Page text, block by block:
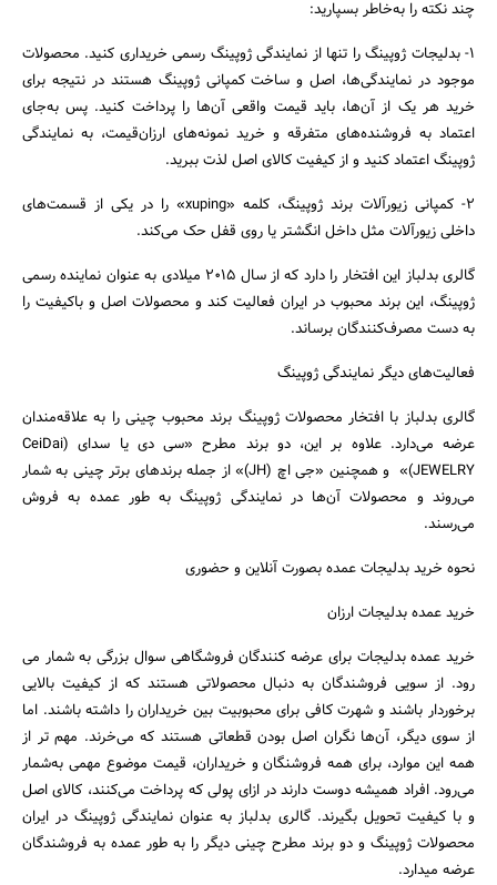
چند نکته را به‌خاطر بسپارید:
۱- بدلیجات ژوپینگ را تنها از نمایندگی ژوپینگ رسمی خریداری کنید. محصولات
موجود در نمایندگی‌ها، اصل و ساخت کمپانی ژوپینگ هستند در نتیجه برای
خرید هر یک از آن‌ها، باید قیمت واقعی آن‌ها را پرداخت کنید. پس به‌جای
اعتماد به فروشنده‌های متفرقه و خرید نمونه‌های ارزان‌قیمت، به نمایندگی
ژوپینگ اعتماد کنید و از کیفیت کالای اصل لذت ببرید.
۲- کمپانی زیورآلات برند ژوپینگ، کلمه «xuping» را در یکی از قسمت‌های
داخلی زیورآلات مثل داخل انگشتر یا روی قفل حک می‌کند.
گالری بدلباز این افتخار را دارد که از سال 2015 میلادی به‌ عنوان نماینده رسمی
ژوپینگ، این برند محبوب در ایران فعالیت کند و محصولات اصل و باکیفیت را
به دست مصرف‌کنندگان برساند.
فعالیت‌های دیگر نمایندگی ژوپینگ
گالری بدلباز با افتخار محصولات ژوپینگ برند محبوب چینی را به علاقه‌مندان
عرضه می‌دارد. علاوه بر این، دو برند مطرح «سی دی یا سدای (CeiDai
JEWELRY)» و همچنین «جی اچ (JH)» از جمله برندهای برتر چینی به شمار
می‌روند و محصولات آن‌ها در نمایندگی ژوپینگ به طور عمده به فروش
می‌رسند.
نحوه خرید بدلیجات عمده بصورت آنلاین و حضوری
خرید عمده بدلیجات ارزان
خرید عمده بدلیجات برای عرضه کنندگان فروشگاهی سوال بزرگی به شمار می
رود. از سویی فروشندگان به دنبال محصولاتی هستند که از کیفیت بالایی
برخوردار باشند و شهرت کافی برای محبوبیت بین خریداران را داشته باشند. اما
از سوی دیگر، آن‌ها نگران اصل بودن قطعاتی هستند که می‌خرند. مهم تر از
همه این موارد، برای همه فروشنگان و خریداران، قیمت موضوع مهمی به‌شمار
می‌رود. افراد همیشه دوست دارند در ازای پولی که پرداخت می‌کنند، کالای اصل
و با کیفیت تحویل بگیرند. گالری بدلباز به عنوان نمایندگی ژوپینگ در ایران
محصولات ژوپینگ و دو برند مطرح چینی دیگر را به طور عمده به فروشندگان
عرضه میدارد.